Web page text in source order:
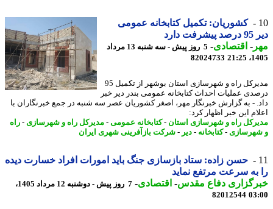
کشوریان: تکمیل کتابخانه عمومی
-اقتصادی-
5 روز پیش - سه شنبه 13 مرداد
82024733
مدیرکل راه و شهرسازی استان بوشهر از تکمیل 95
عملیات احداث کتابخانه عمومی بندر دیر خبر
- به گزارش خبرنگار مهر، اصغر کشوریان عصر سه شنبه در جمع خبرنگاران با
این خبر اظهار کرد:
راه و شهرسازی استان-کتابخانه عمومی-مدیرکل راه و شهرسازی- راه
- کتابخانه-دیر -شرکت بازآفرینی شهری ایران
حسن زاده: ستاد بازسازی جنگ باید امورات افراد خسارت دیده
به سرعت مرتفع نماید
دفاع مقدس-اقتصادی-
7 روز پیش - دوشنبه 12 مرداد 1405،
82012544